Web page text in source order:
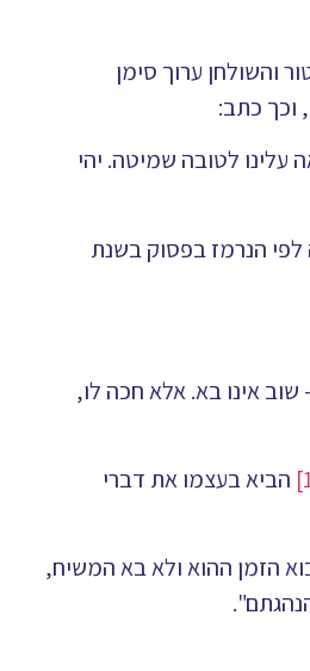
והשולחן ערוך סימן
וכך כתב:
לטובה שמיטה. יהי
הנרמז בפסוק בשנת
שוב אינו בא. אלא חכה לו,
הביא בעצמו את דברי
הזמן ההוא ולא בא המשיח,